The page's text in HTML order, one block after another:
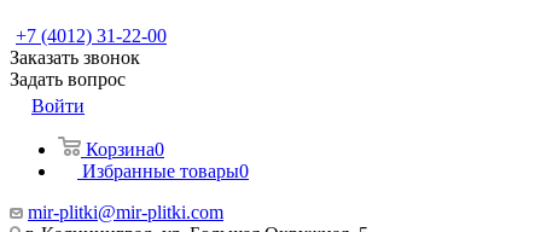
+7 (4012) 31-22-00
Заказать звонок
Задать вопрос
Войти
Корзина0
Избранные товары0
mir-plitki@mir-plitki.com